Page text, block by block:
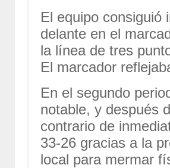
El equipo consiguió
delante en el
la línea de tres
El marcador
En el segundo
notable, y después
contrario de
33-26 gracias a la
local para mermar